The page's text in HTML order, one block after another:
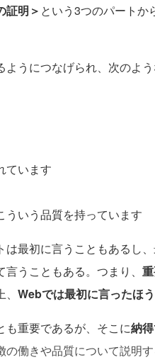
証明＞ という3つのパートか
うにつなげられ、次のよ
ています
ういう品質を持っています
最初に言うこともあるし
うこともある。つまり、
Webでは最初に言ったほ
重要であるが、そこに納
の働きや品質について説明